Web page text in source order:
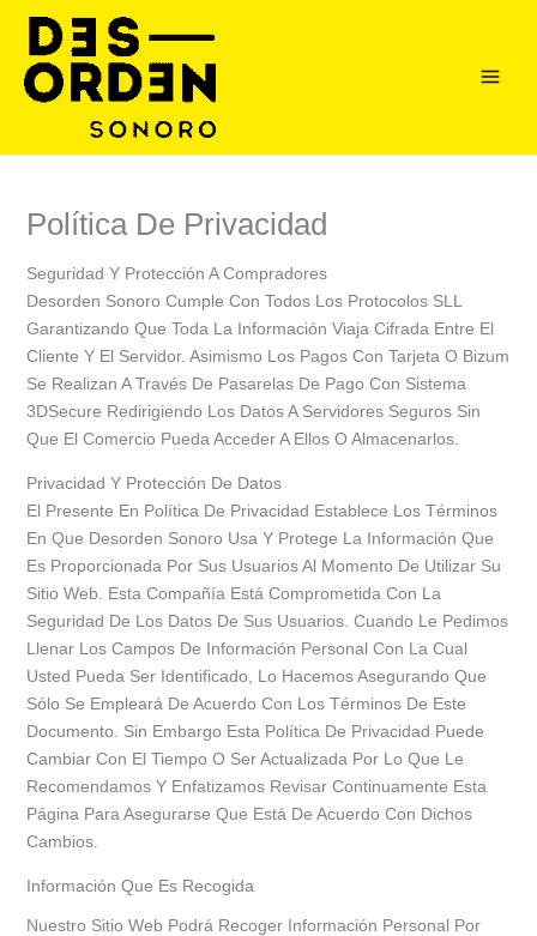
Contenido
Política De Privacidad
Seguridad Y Protección A Compradores
Desorden Sonoro Cumple Con Todos Los Protocolos SLL
Garantizando Que Toda La Información Viaja Cifrada Entre El
Cliente Y El Servidor. Asimismo Los Pagos Con Tarjeta O Bizum
Se Realizan A Través De Pasarelas De Pago Con Sistema
3DSecure Redirigiendo Los Datos A Servidores Seguros Sin
Que El Comercio Pueda Acceder A Ellos O Almacenarlos.
Privacidad Y Protección De Datos
El Presente En Política De Privacidad Establece Los Términos
En Que Desorden Sonoro Usa Y Protege La Información Que
Es Proporcionada Por Sus Usuarios Al Momento De Utilizar Su
Sitio Web. Esta Compañía Está Comprometida Con La
Seguridad De Los Datos De Sus Usuarios. Cuando Le Pedimos
Llenar Los Campos De Información Personal Con La Cual
Usted Pueda Ser Identificado, Lo Hacemos Asegurando Que
Sólo Se Empleará De Acuerdo Con Los Términos De Este
Documento. Sin Embargo Esta Política De Privacidad Puede
Cambiar Con El Tiempo O Ser Actualizada Por Lo Que Le
Recomendamos Y Enfatizamos Revisar Continuamente Esta
Página Para Asegurarse Que Está De Acuerdo Con Dichos
Cambios.
Información Que Es Recogida
Nuestro Sitio Web Podrá Recoger Información Personal Por